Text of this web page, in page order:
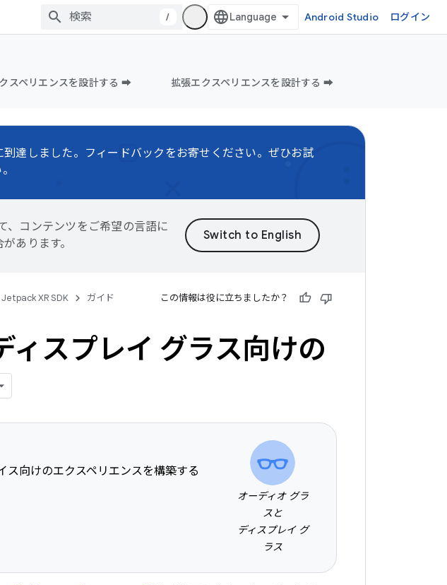
/ Android Studio ログイン
スペリエンスを設計する ➡️ 拡張エクスペリエンスを設計する ➡️
到達しました。フィードバックをお寄せください。ぜひお試
、コンテンツをご希望の言語に
あります。
Jetpack XR SDK ガイド この情報は役に立ちましたか？
ィスプレイ グラス向けの
ス向けのエクスペリエンスを構築する
オーディオ グラ
スと
ディスプレイ グ
ラス